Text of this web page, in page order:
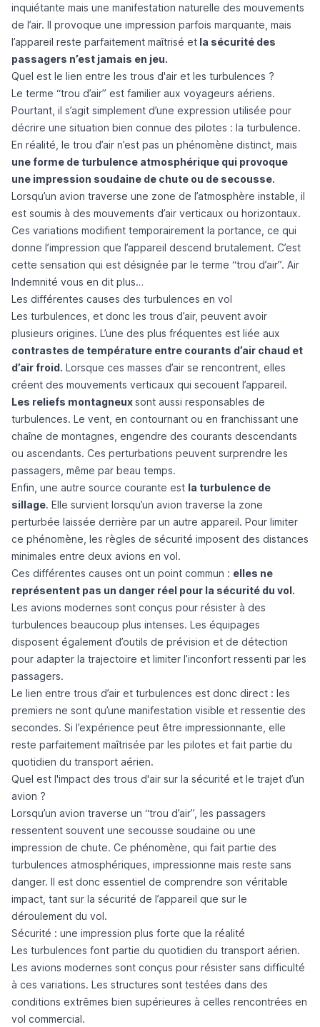
inquiétante mais une manifestation naturelle des mouvements
de l’air. Il provoque une impression parfois marquante, mais
l’appareil reste parfaitement maîtrisé et la sécurité des
passagers n’est jamais en jeu.
Quel est le lien entre les trous d'air et les turbulences ?
Le terme “trou d’air” est familier aux voyageurs aériens.
Pourtant, il s’agit simplement d’une expression utilisée pour
décrire une situation bien connue des pilotes : la turbulence.
En réalité, le trou d’air n’est pas un phénomène distinct, mais
une forme de turbulence atmosphérique qui provoque
une impression soudaine de chute ou de secousse.
Lorsqu’un avion traverse une zone de l’atmosphère instable, il
est soumis à des mouvements d’air verticaux ou horizontaux.
Ces variations modifient temporairement la portance, ce qui
donne l’impression que l’appareil descend brutalement. C’est
cette sensation qui est désignée par le terme “trou d’air”. Air
Indemnité vous en dit plus…
Les différentes causes des turbulences en vol
Les turbulences, et donc les trous d’air, peuvent avoir
plusieurs origines. L’une des plus fréquentes est liée aux
contrastes de température entre courants d’air chaud et
d’air froid. Lorsque ces masses d’air se rencontrent, elles
créent des mouvements verticaux qui secouent l’appareil.
Les reliefs montagneuxsont aussi responsables de
turbulences. Le vent, en contournant ou en franchissant une
chaîne de montagnes, engendre des courants descendants
ou ascendants. Ces perturbations peuvent surprendre les
passagers, même par beau temps.
Enfin, une autre source courante est la turbulence de
sillage. Elle survient lorsqu’un avion traverse la zone
perturbée laissée derrière par un autre appareil. Pour limiter
ce phénomène, les règles de sécurité imposent des distances
minimales entre deux avions en vol.
Ces différentes causes ont un point commun : elles ne
représentent pas un danger réel pour la sécurité du vol.
Les avions modernes sont conçus pour résister à des
turbulences beaucoup plus intenses. Les équipages
disposent également d’outils de prévision et de détection
pour adapter la trajectoire et limiter l’inconfort ressenti par les
passagers.
Le lien entre trous d’air et turbulences est donc direct : les
premiers ne sont qu’une manifestation visible et ressentie des
secondes. Si l’expérience peut être impressionnante, elle
reste parfaitement maîtrisée par les pilotes et fait partie du
quotidien du transport aérien.
Quel est l'impact des trous d'air sur la sécurité et le trajet d’un
avion ?
Lorsqu’un avion traverse un “trou d’air”, les passagers
ressentent souvent une secousse soudaine ou une
impression de chute. Ce phénomène, qui fait partie des
turbulences atmosphériques, impressionne mais reste sans
danger. Il est donc essentiel de comprendre son véritable
impact, tant sur la sécurité de l’appareil que sur le
déroulement du vol.
Sécurité : une impression plus forte que la réalité
Les turbulences font partie du quotidien du transport aérien.
Les avions modernes sont conçus pour résister sans difficulté
à ces variations. Les structures sont testées dans des
conditions extrêmes bien supérieures à celles rencontrées en
vol commercial.